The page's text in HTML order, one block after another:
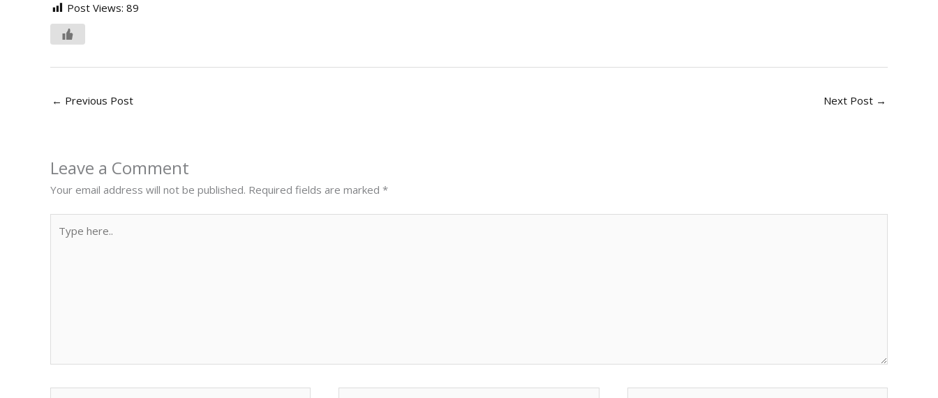
Post Views: 89
← Previous Post Next Post →
Leave a Comment
Your email address will not be published. Required fields are marked *
here..